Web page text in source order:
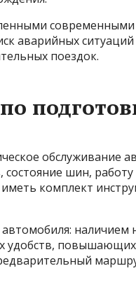
аварийных
поездок.
обслуживание
шин,
комплект
наличием
удобств,